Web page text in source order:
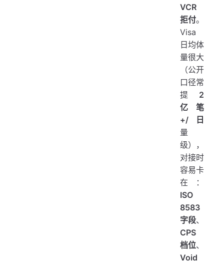
VCR
拒付。
Visa
日均体
量很大
（公开
口径常
提 2
亿笔
+/日
量
级），
对接时
容易卡
在：
ISO
8583
字段、
CPS
档位、
Void